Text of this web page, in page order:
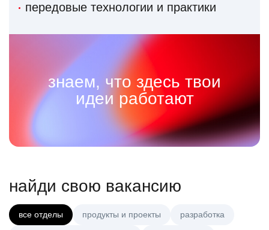
передовые технологии и практики
знаем, что здесь твои
идеи работают
найди свою вакансию
все отделы продукты и проекты разработка